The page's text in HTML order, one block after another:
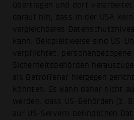
übertragen und dort
darauf hin, dass in der USA kein
vergleichbares
kann. Beispielsweise sind US-
verpflichtet, personenbezogene
Sicherheitsbehörden
als Betroffener hiergegen
könnten. Es kann daher nicht
werden, dass US-Behörden (z.
auf US-Servern befindlichen